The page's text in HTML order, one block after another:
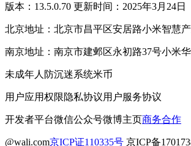
版本：13.5.0.70 更新时间：2025年3月24日
北京地址：北京市昌平区安居路小米智慧
南京地址：南京市建邺区永初路37号小米
未成年人防沉迷系统米币
用户应用权限隐私协议用户服务协议
开发者平台微信公众号微博主页商务合作
@wali.com京ICP证110335号 京ICP备